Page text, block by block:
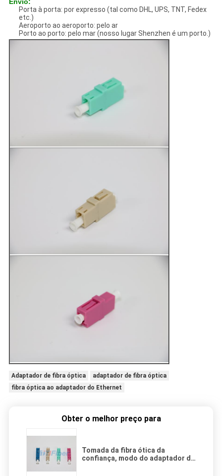
Envio:
Porta à porta: por expresso (tal como DHL, UPS, TNT, Fedex
etc.)
Aeroporto ao aeroporto: pelo ar
Porto ao porto: pelo mar (nosso lugar Shenzhen é um porto.)
Adaptador de fibra óptica
adaptador de fibra óptica
fibra óptica ao adaptador do Ethernet
Obter o melhor preço para
Tomada da fibra ótica da
confiança, modo do adaptador do